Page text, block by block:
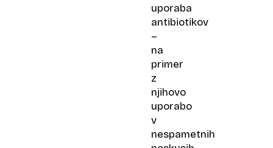
uporaba
antibiotikov
–
na
primer
z
njihovo
uporabo
v
nespametnih